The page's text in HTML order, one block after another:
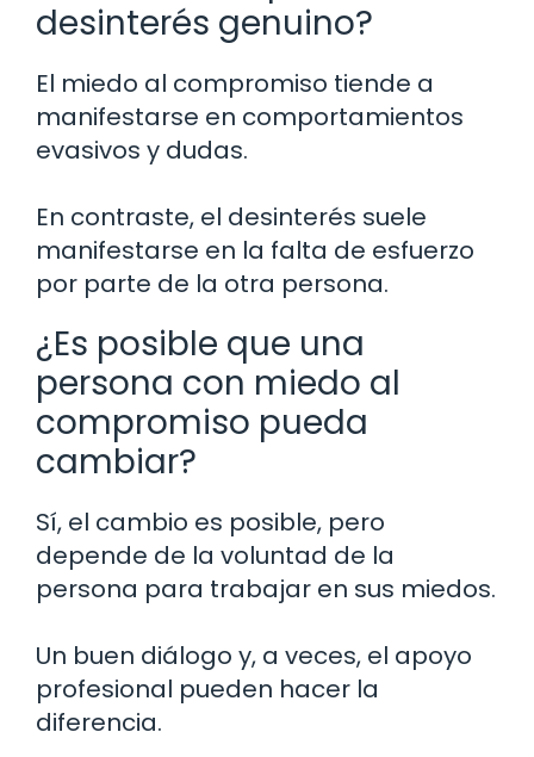
desinterés genuino?
El miedo al compromiso tiende a
manifestarse en comportamientos
evasivos y dudas.
En contraste, el desinterés suele
manifestarse en la falta de esfuerzo
por parte de la otra persona.
¿Es posible que una
persona con miedo al
compromiso pueda
cambiar?
Sí, el cambio es posible, pero
depende de la voluntad de la
persona para trabajar en sus miedos.
Un buen diálogo y, a veces, el apoyo
profesional pueden hacer la
diferencia.